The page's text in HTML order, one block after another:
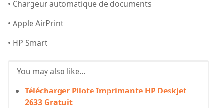
• Chargeur automatique de documents
• Apple AirPrint
• HP Smart
You may also like...
Télécharger Pilote Imprimante HP Deskjet
2633 Gratuit